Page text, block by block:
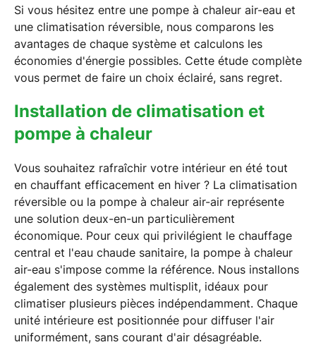
Si vous hésitez entre une pompe à chaleur air-eau et
une climatisation réversible, nous comparons les
avantages de chaque système et calculons les
économies d'énergie possibles. Cette étude complète
vous permet de faire un choix éclairé, sans regret.
Installation de climatisation et
pompe à chaleur
Vous souhaitez rafraîchir votre intérieur en été tout
en chauffant efficacement en hiver ? La climatisation
réversible ou la pompe à chaleur air-air représente
une solution deux-en-un particulièrement
économique. Pour ceux qui privilégient le chauffage
central et l'eau chaude sanitaire, la pompe à chaleur
air-eau s'impose comme la référence. Nous installons
également des systèmes multisplit, idéaux pour
climatiser plusieurs pièces indépendamment. Chaque
unité intérieure est positionnée pour diffuser l'air
uniformément, sans courant d'air désagréable.